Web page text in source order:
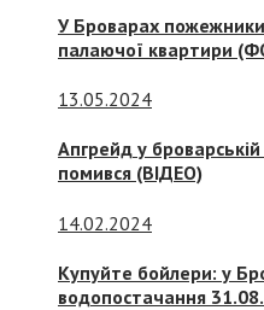
У Броварах пожежники
палаючої квартири
13.05.2024
Апгрейд у
помився (ВІДЕО)
14.02.2024
Купуйте бойлери: у
водопостачання